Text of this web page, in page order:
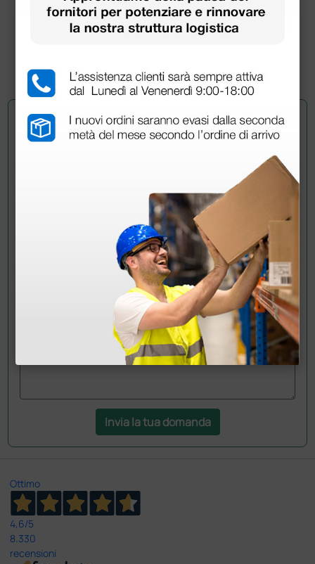
118,99 €163,00 €
Hai ancora qualche dubbio? Vuoi ulteriori
Invia ora la tua domanda ai colleghi che hanno già
acquistato questo prodotto.
Invia la tua domanda
Ottimo
4,6/5
8.330
recensioni